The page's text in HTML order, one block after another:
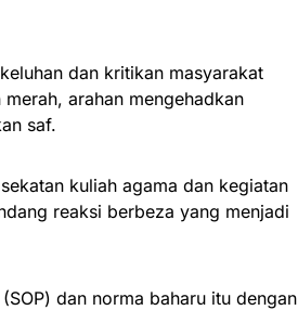
dan kritikan masyarakat
arahan mengehadkan
saf.
kuliah agama dan kegiatan
reaksi berbeza yang menjadi
dan norma baharu itu dengan